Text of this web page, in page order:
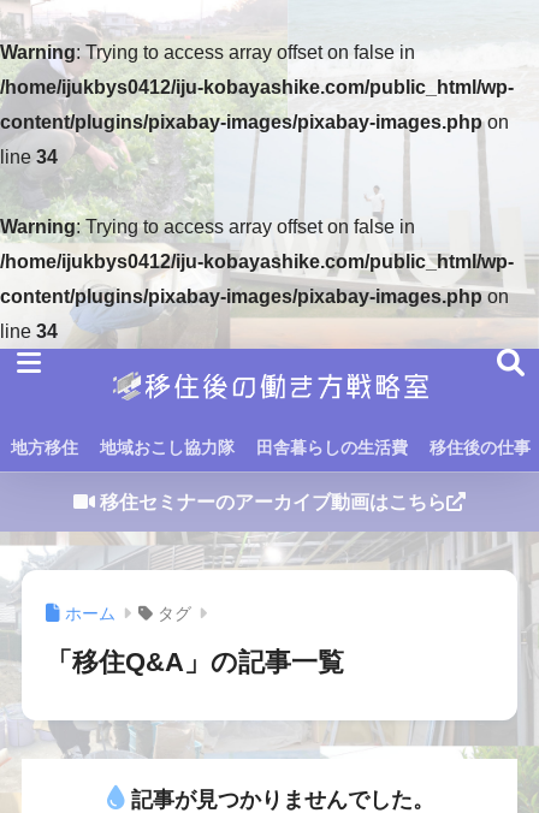
Warning: Trying to access array offset on false in
/home/ijukbys0412/iju-kobayashike.com/public_html/wp-
content/plugins/pixabay-images/pixabay-images.phpon
line 34
Warning: Trying to access array offset on false in
/home/ijukbys0412/iju-kobayashike.com/public_html/wp-
content/plugins/pixabay-images/pixabay-images.phpon
line 34
地方移住 地域おこし協力隊 田舎暮らしの生活費 移住後の仕事
移住セミナーのアーカイブ動画はこちら
ホーム タグ
「移住Q&A」の記事一覧
記事が見つかりませんでした。